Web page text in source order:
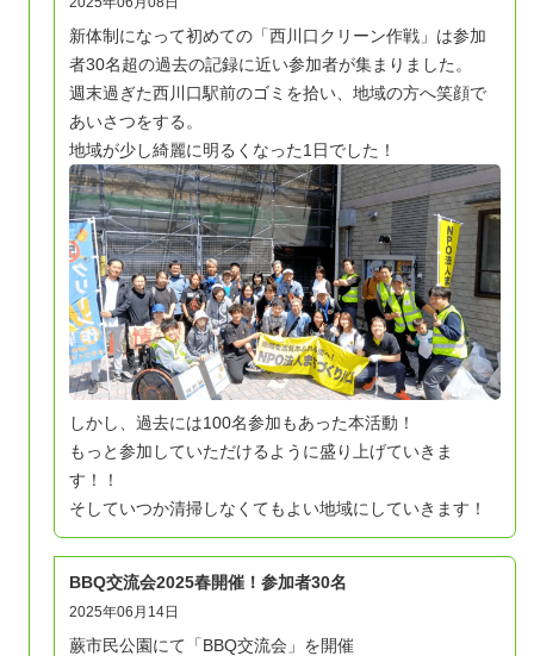
新体制になって初めての「西川口クリーン作戦」は参加
者30名超の過去の記録に近い参加者が集まりました。
週末過ぎた西川口駅前のゴミを拾い、地域の方へ笑顔で
あいさつをする。
地域が少し綺麗に明るくなった1日でした！
しかし、過去には100名参加もあった本活動！
もっと参加していただけるように盛り上げていきま
す！！
そしていつか清掃しなくてもよい地域にしていきます！
BBQ交流会2025春開催！参加者30名
2025年06月14日
蕨市民公園にて「BBQ交流会」を開催